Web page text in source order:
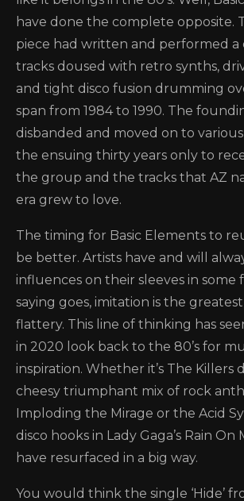
have done the complete opposite.
piece had written and performed a
tracks doused with retro synths,
and tight disco fusion drumming
span from 1984 to 1990. The
disbanded and moved on to
the ensuing thirty years only to
the group and the tracks that AZ
era grew to love.
The timing for Basic Elements to
be better. Artists have and will
influences on their sleeves in some
saying goes, imitation is the
flattery. This line of thinking has
in 2020 look back to the 80’s for
inspiration. Whether it’s The Killers
cheesy triumphant mix of rock
Imploding the Mirage or the Acid
disco hooks in Lady Gaga’s Rain On
have resurfaced in a big way.
You would think the single ‘Hide’